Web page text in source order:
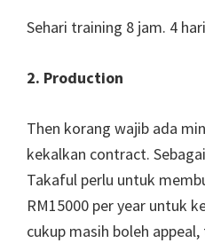
Sehari training 8 jam. 4
2. Production
Then korang wajib ada
kekalkan contract.
Takaful perlu untuk
RM15000 per year untuk
cukup masih boleh